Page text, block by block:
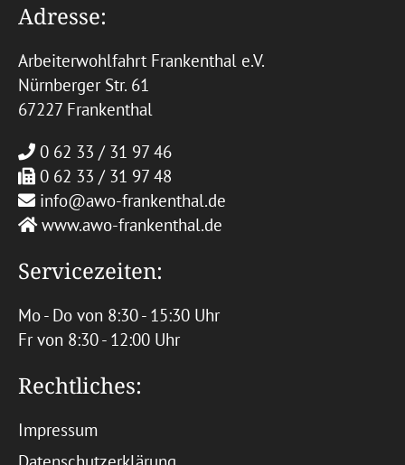
Adresse:
Arbeiterwohlfahrt Frankenthal e.V.
Nürnberger Str. 61
67227 Frankenthal
0 62 33 / 31 97 46
0 62 33 / 31 97 48
info@awo-frankenthal.de
www.awo-frankenthal.de
Servicezeiten:
Mo - Do von 8:30 - 15:30 Uhr
Fr von 8:30 - 12:00 Uhr
Rechtliches:
Impressum